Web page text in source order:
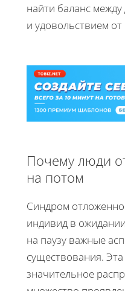
найти баланс
и удовольствием
Почему люди
на потом
Синдром
индивид в
на паузу важные
существования.
значительное